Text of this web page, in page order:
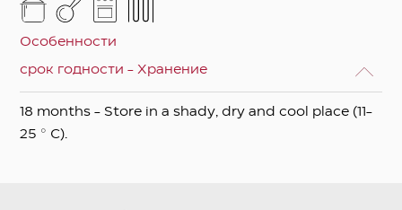
Особенности
срок годности - Хранение
18 months - Store in a shady, dry and cool place (11-
25 ° C).